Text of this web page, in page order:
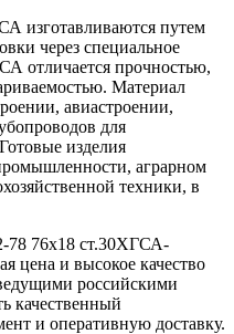
изготавливаются путем
через специальное
отличается прочностью,
Материал
авиастроении,
для
изделия
аграрном
техники, в
78 76x18 ст.30ХГСА-
цена и высокое качество
российскими
качественный
и оперативную доставку.